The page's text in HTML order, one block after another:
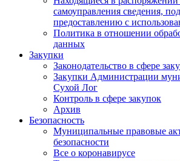
самоуправления сведения,
предоставлению с
Политика в отношении
данных
Закупки
Законодательство в сфере
Закупки Администрации
Сухой Лог
Контроль в сфере закупок
Архив
Безопасность
Муниципальные правовые
безопасности
Все о коронавирусе